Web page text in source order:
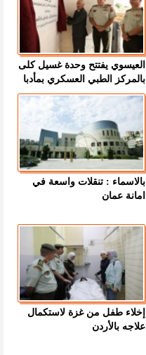
العيسوي يفتتح وحدة غسيل كلى
بالمركز الطبي العسكري بمأدبا
بالاسماء : تنقلات واسعة في
امانة عمان
إخلاء طفل من غزة لاستكمال
علاجه بالأردن